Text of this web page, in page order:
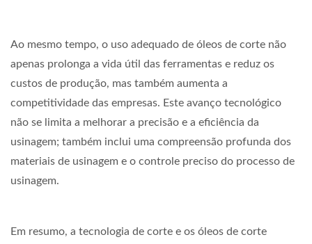
Ao mesmo tempo, o uso adequado de óleos de corte não
apenas prolonga a vida útil das ferramentas e reduz os
custos de produção, mas também aumenta a
competitividade das empresas. Este avanço tecnológico
não se limita a melhorar a precisão e a eficiência da
usinagem; também inclui uma compreensão profunda dos
materiais de usinagem e o controle preciso do processo de
usinagem.
Em resumo, a tecnologia de corte e os óleos de corte